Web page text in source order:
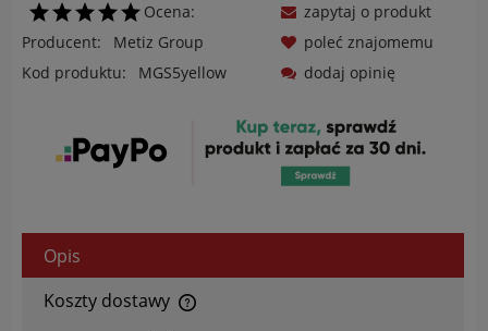
Ocena:
Producent:
Metiz Group
Kod produktu:
MGS5yellow
zapytaj o produkt
poleć znajomemu
dodaj opinię
Opis
Koszty dostawy